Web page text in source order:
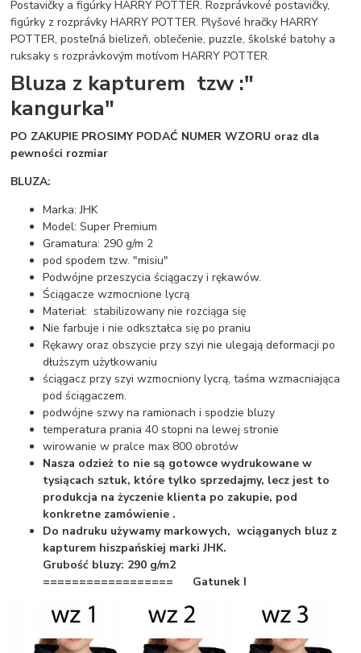
Postavičky a figúrky HARRY POTTER. Rozprávkové postavičky,
figúrky z rozprávky HARRY POTTER. Plyšové hračky HARRY
POTTER, posteľná bielizeň, oblečenie, puzzle, školské batohy a
ruksaky s rozprávkovým motívom HARRY POTTER.
Bluza z kapturem tzw :"
kangurka"
PO ZAKUPIE PROSIMY PODAĆ NUMER WZORU oraz dla
pewności rozmiar
BLUZA:
Marka: JHK
Model: Super Premium
Gramatura: 290 g/m 2
pod spodem tzw. "misiu"
Podwójne przeszycia ściągaczy i rękawów.
Ściągacze wzmocnione lycrą
Materiał: stabilizowany nie rozciąga się
Nie farbuje i nie odkształca się po praniu
Rękawy oraz obszycie przy szyi nie ulegają deformacji po
dłuższym użytkowaniu
ściągacz przy szyi wzmocniony lycrą, taśma wzmacniająca
pod ściągaczem.
podwójne szwy na ramionach i spodzie bluzy
temperatura prania 40 stopni na lewej stronie
wirowanie w pralce max 800 obrotów
Nasza odzież to nie są gotowce wydrukowane w
tysiącach sztuk, które tylko sprzedajmy, lecz jest to
produkcja na życzenie klienta po zakupie, pod
konkretne zamówienie .
Do nadruku używamy markowych, wciąganych bluz z
kapturem hiszpańskiej marki JHK.
Grubość bluzy: 290 g/m2
================== Gatunek I